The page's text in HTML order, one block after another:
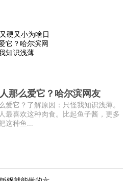
那么爱它？哈尔滨网友
爱它？了解原因：只怪我知识浅薄。
最喜欢这种肉食。比起鱼子酱，更多
这种鱼...